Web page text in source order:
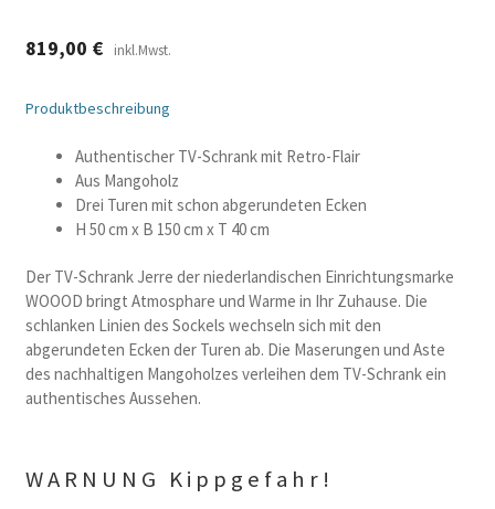
819,00 € inkl.Mwst.
Produktbeschreibung
Authentischer TV-Schrank mit Retro-Flair
Aus Mangoholz
Drei Turen mit schon abgerundeten Ecken
H 50 cm x B 150 cm x T 40 cm
Der TV-Schrank Jerre der niederlandischen Einrichtungsmarke
WOOOD bringt Atmosphare und Warme in Ihr Zuhause. Die
schlanken Linien des Sockels wechseln sich mit den
abgerundeten Ecken der Turen ab. Die Maserungen und Aste
des nachhaltigen Mangoholzes verleihen dem TV-Schrank ein
authentisches Aussehen.
WARNUNG Kippgefahr!